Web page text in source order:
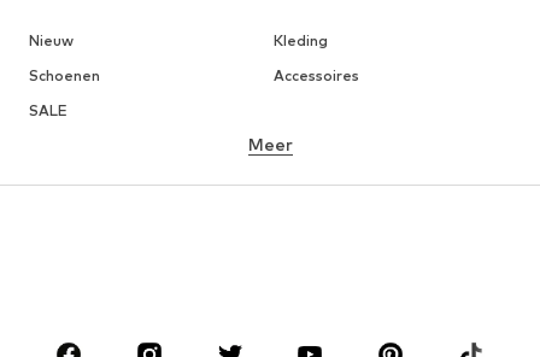
Nieuw
Kleding
Schoenen
Accessoires
SALE
Meer